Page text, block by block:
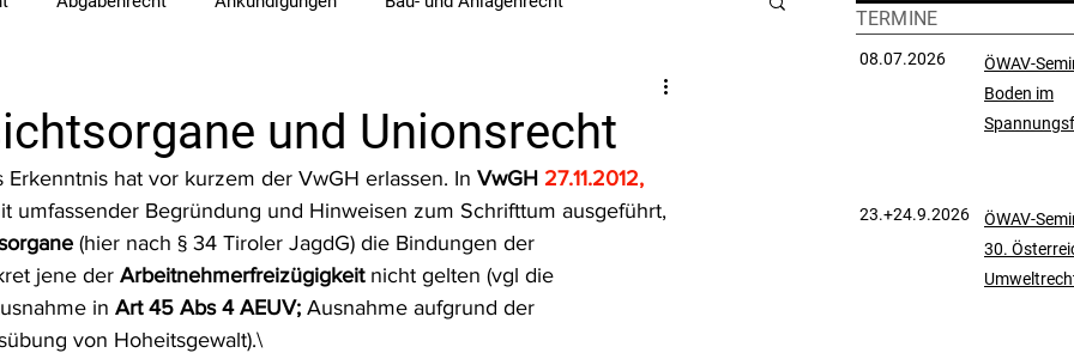
Raumordnungs- und Planungsrecht RdU Rechtsprechungssammlung
Tierschutzrecht Umwelthaftung Umweltinformationen
und Unionsrecht
Erkenntnis hat vor kurzem der VwGH erlassen. In VwGH 27.11.2012,
umfassender Begründung und Hinweisen zum Schrifttum ausgeführt,
(hier nach § 34 Tiroler JagdG) die Bindungen der
jene der Arbeitnehmerfreizügigkeit nicht gelten (vgl die
in Art 45 Abs 4 AEUV; Ausnahme aufgrund der
von Hoheitsgewalt).\
08.07.2026
ÖWAV-
Boden im
23.+24.9.2026
ÖWAV-
30.
TERMINE